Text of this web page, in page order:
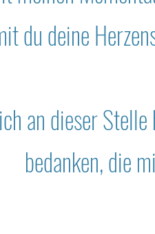
du deine
an dieser
bedanken, die